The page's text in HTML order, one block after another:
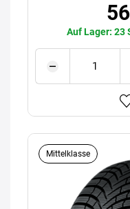
Auf Lager: 23
Mittelklasse